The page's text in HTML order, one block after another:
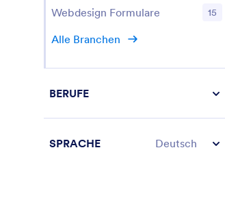
Webdesign Formulare 15
Alle Branchen
BERUFE
SPRACHE Deutsch